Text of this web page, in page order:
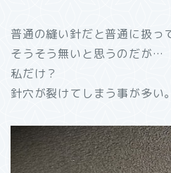
普通の縫い針だと普通に扱っ
そうそう無いと思うのだが…
私だけ？
針穴が裂けてしまう事が多い。